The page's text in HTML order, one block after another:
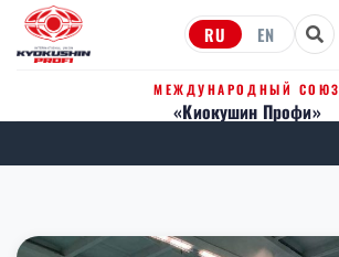
RU EN
МЕЖДУНАРОДНЫЙ СОЮЗ
«Киокушин Профи»